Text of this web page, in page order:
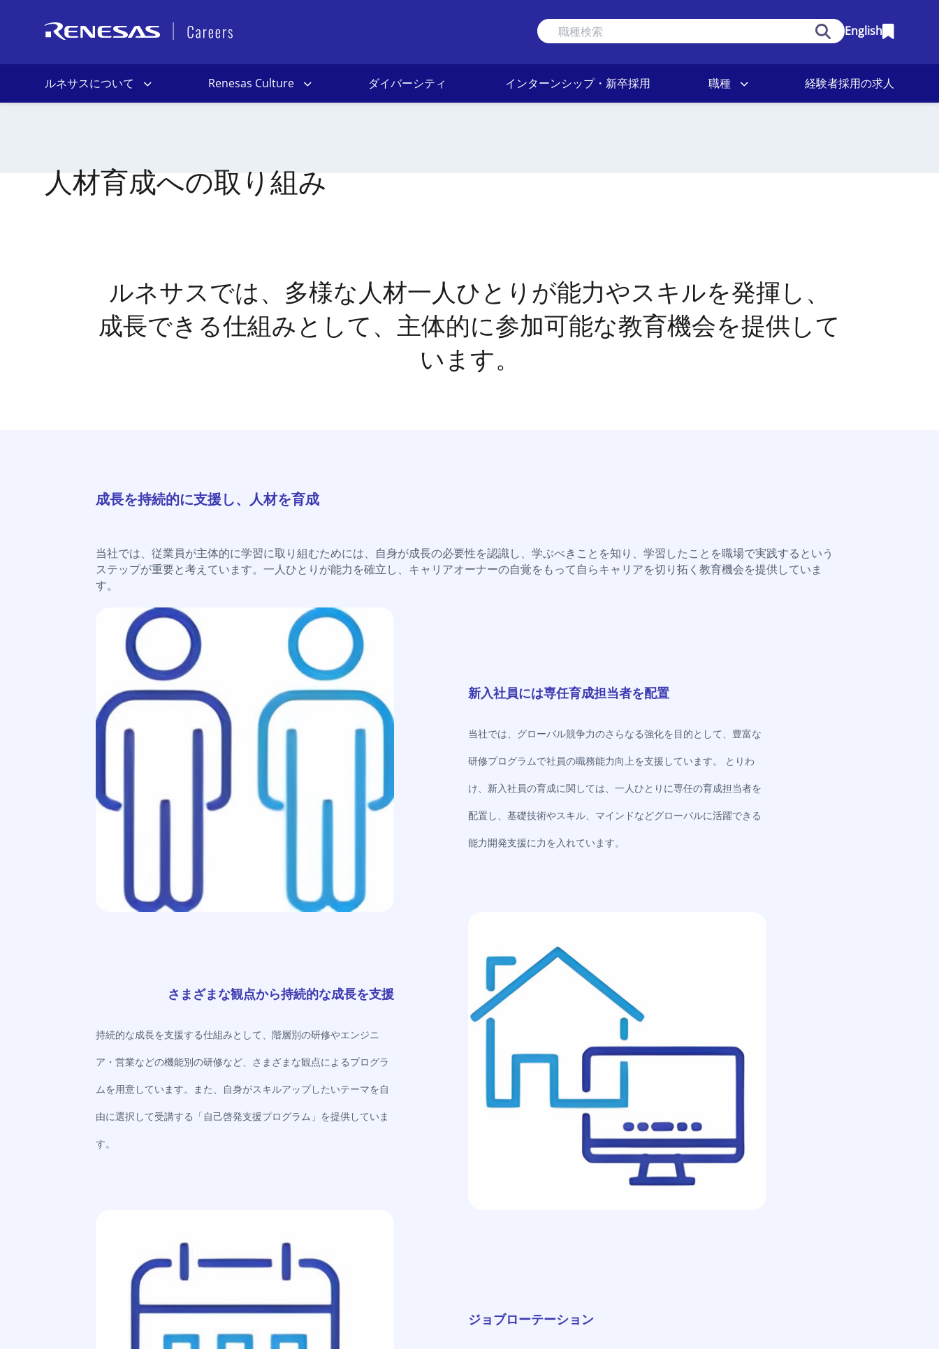
English
ルネサスについて Renesas Culture ダイバーシティ インターンシップ・新卒採用 職種 経験者採用の求人
人材育成への取り組み
ルネサスでは、多様な人材一人ひとりが能力やスキルを発揮し、
成長できる仕組みとして、主体的に参加可能な教育機会を提供して
います。
成長を持続的に支援し、人材を育成
当社では、従業員が主体的に学習に取り組むためには、自身が成長の必要性を認識し、学ぶべきことを知り、学習したことを職場で実践するという
ステップが重要と考えています。一人ひとりが能力を確立し、キャリアオーナーの自覚をもって自らキャリアを切り拓く教育機会を提供していま
す。
新入社員には専任育成担当者を配置
当社では、グローバル競争力のさらなる強化を目的として、豊富な
研修プログラムで社員の職務能力向上を支援しています。 とりわ
け、新入社員の育成に関しては、一人ひとりに専任の育成担当者を
配置し、基礎技術やスキル、マインドなどグローバルに活躍できる
能力開発支援に力を入れています。
さまざまな観点から持続的な成長を支援
持続的な成長を支援する仕組みとして、階層別の研修やエンジニ
ア・営業などの機能別の研修など、さまざまな観点によるプログラ
ムを用意しています。また、自身がスキルアップしたいテーマを自
由に選択して受講する「自己啓発支援プログラム」を提供していま
す。
ジョブローテーション